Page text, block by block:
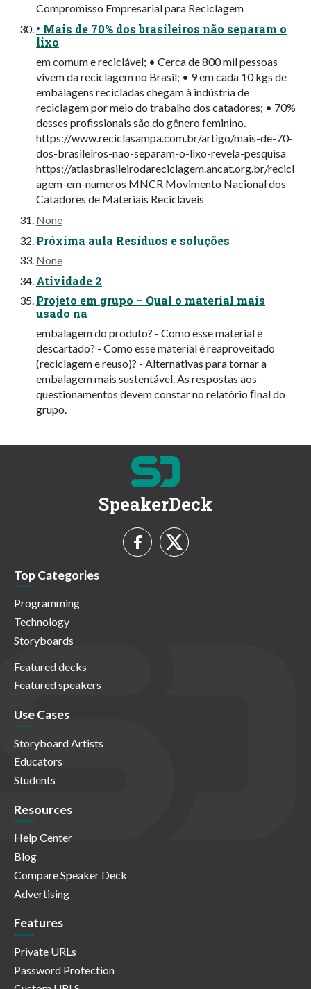
Compromisso Empresarial para Reciclagem
• Mais de 70% dos brasileiros não separam o
lixo
em comum e reciclável; • Cerca de 800 mil pessoas
vivem da reciclagem no Brasil; • 9 em cada 10 kgs de
embalagens recicladas chegam à indústria de
reciclagem por meio do trabalho dos catadores; • 70%
desses profissionais são do gênero feminino.
https://www.reciclasampa.com.br/artigo/mais-de-70-
dos-brasileiros-nao-separam-o-lixo-revela-pesquisa
https://atlasbrasileirodareciclagem.ancat.org.br/recicl
agem-em-numeros MNCR Movimento Nacional dos
Catadores de Materiais Recicláveis
None
Próxima aula Resíduos e soluções
None
Atividade 2
Projeto em grupo – Qual o material mais
usado na
embalagem do produto? - Como esse material é
descartado? - Como esse material é reaproveitado
(reciclagem e reuso)? - Alternativas para tornar a
embalagem mais sustentável. As respostas aos
questionamentos devem constar no relatório ﬁnal do
grupo.
SpeakerDeck
Top Categories
Programming
Technology
Storyboards
Featured decks
Featured speakers
Use Cases
Storyboard Artists
Educators
Students
Resources
Help Center
Blog
Compare Speaker Deck
Advertising
Features
Private URLs
Password Protection